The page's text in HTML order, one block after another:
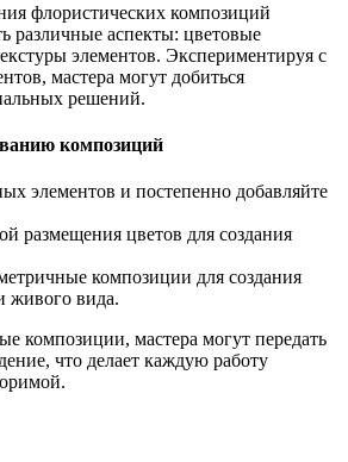
флористических композиций
различные аспекты: цветовые
элементов. Экспериментируя с
мастера могут добиться
решений.
композиций
элементов и постепенно добавляйте
размещения цветов для создания
композиции для создания
живого вида.
композиции, мастера могут передать
что делает каждую работу